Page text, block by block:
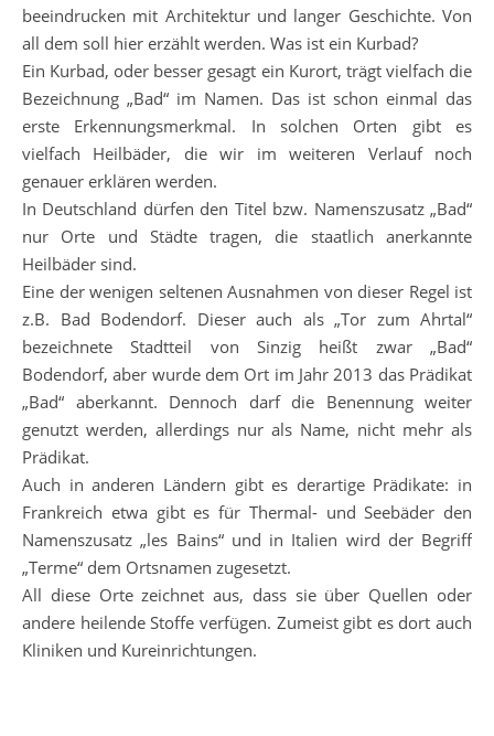
beeindrucken mit Architektur und langer Geschichte. Von
all dem soll hier erzählt werden. Was ist ein Kurbad?
Ein Kurbad, oder besser gesagt ein Kurort, trägt vielfach die
Bezeichnung „Bad“ im Namen. Das ist schon einmal das
erste Erkennungsmerkmal. In solchen Orten gibt es
vielfach Heilbäder, die wir im weiteren Verlauf noch
genauer erklären werden.
In Deutschland dürfen den Titel bzw. Namenszusatz „Bad“
nur Orte und Städte tragen, die staatlich anerkannte
Heilbäder sind.
Eine der wenigen seltenen Ausnahmen von dieser Regel ist
z.B. Bad Bodendorf. Dieser auch als „Tor zum Ahrtal“
bezeichnete Stadtteil von Sinzig heißt zwar „Bad“
Bodendorf, aber wurde dem Ort im Jahr 2013 das Prädikat
„Bad“ aberkannt. Dennoch darf die Benennung weiter
genutzt werden, allerdings nur als Name, nicht mehr als
Prädikat.
Auch in anderen Ländern gibt es derartige Prädikate: in
Frankreich etwa gibt es für Thermal- und Seebäder den
Namenszusatz „les Bains“ und in Italien wird der Begriff
„Terme“ dem Ortsnamen zugesetzt.
All diese Orte zeichnet aus, dass sie über Quellen oder
andere heilende Stoffe verfügen. Zumeist gibt es dort auch
Kliniken und Kureinrichtungen.